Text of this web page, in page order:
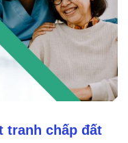
tranh chấp đất